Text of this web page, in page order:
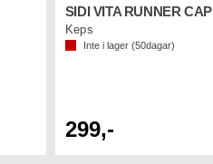
SIDI VITA RUNNER CAP
Keps
Inte i lager (50dagar)
299,-